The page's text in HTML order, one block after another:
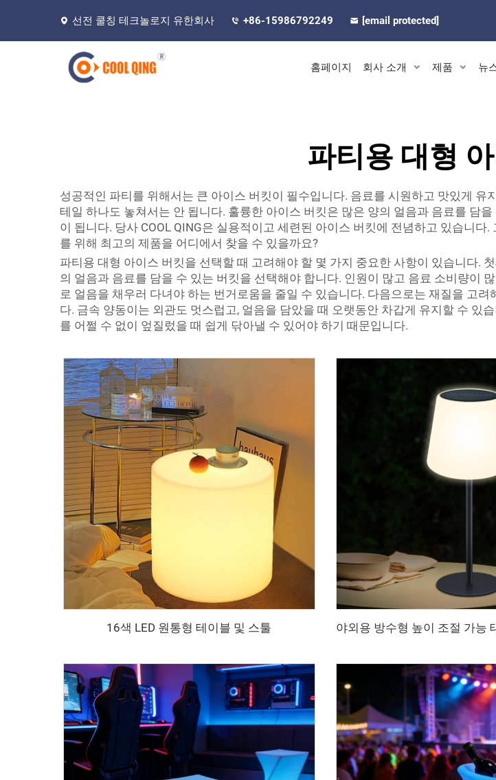
선전 쿨칭 테크놀로지 유한회사 +86-15986792249 [email protected]
홈페이지 회사 소개 제품 뉴
파티용 대형
성공적인 파티를 위해서는 큰 아이스 버킷이 필수입니다. 음료를 시원하고 맛있게
테일 하나도 놓쳐서는 안 됩니다. 훌륭한 아이스 버킷은 많은 양의 얼음과 음료를 담
이 됩니다. 당사 COOL QING은 실용적이고 세련된 아이스 버킷에 전념하고 있습니
를 위해 최고의 제품을 어디에서 찾을 수 있을까요?
파티용 대형 아이스 버킷을 선택할 때 고려해야 할 몇 가지 중요한 사항이 있습니다.
의 얼음과 음료를 담을 수 있는 버킷을 선택해야 합니다. 인원이 많고 음료 소비량이
로 얼음을 채우러 다녀야 하는 번거로움을 줄일 수 있습니다. 다음으로는 재질을 고
다. 금속 양동이는 외관도 멋스럽고, 얼음을 담았을 때 오랫동안 차갑게 유지할 수 있
를 어쩔 수 없이 엎질렀을 때 쉽게 닦아낼 수 있어야 하기 때문입니다.
16색 LED 원통형 테이블 및 스툴